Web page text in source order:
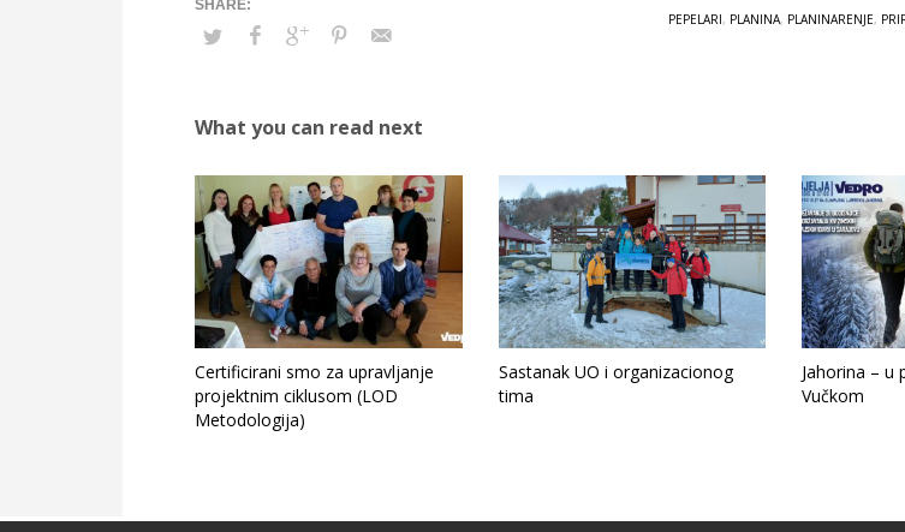
PEPELARI, PLANINA, PLANINARENJE,
What you can read next
Certificirani smo za upravljanje
projektnim ciklusom (LOD
Metodologija)
Sastanak UO i organizacionog
tima
Jahorina – u
Vučkom